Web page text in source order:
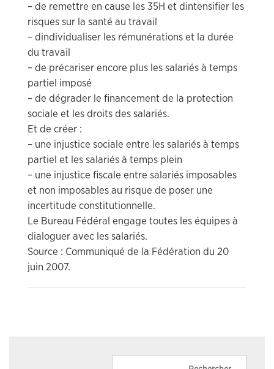
– de remettre en cause les 35H et dintensifier les
risques sur la santé au travail
– dindividualiser les rémunérations et la durée
du travail
– de précariser encore plus les salariés à temps
partiel imposé
– de dégrader le financement de la protection
sociale et les droits des salariés.
Et de créer :
– une injustice sociale entre les salariés à temps
partiel et les salariés à temps plein
– une injustice fiscale entre salariés imposables
et non imposables au risque de poser une
incertitude constitutionnelle.
Le Bureau Fédéral engage toutes les équipes à
dialoguer avec les salariés.
Source : Communiqué de la Fédération du 20
juin 2007.